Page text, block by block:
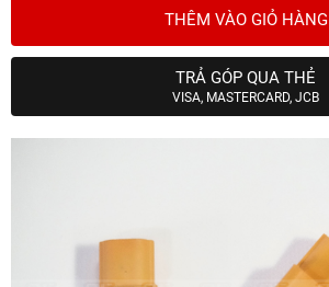
THÊM VÀO GIỎ HÀNG
TRẢ GÓP QUA THẺ
VISA, MASTERCARD, JCB